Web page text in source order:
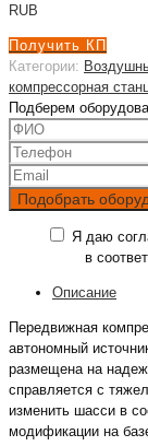
RUB
Получить КП
Категории:
компрессорная
Подберем
Я даю
в
Описание
Передвижная
автономный
размещена на
справляется с
изменить шасси в
модификации на